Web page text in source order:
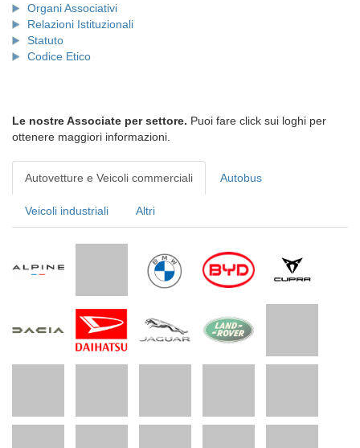
Organi Associativi
Relazioni Istituzionali
Statuto
Codice Etico
Le nostre Associate per settore. Puoi fare click sui loghi per
ottenere maggiori informazioni.
Autovetture e Veicoli commerciali Autobus
Veicoli industriali Altri